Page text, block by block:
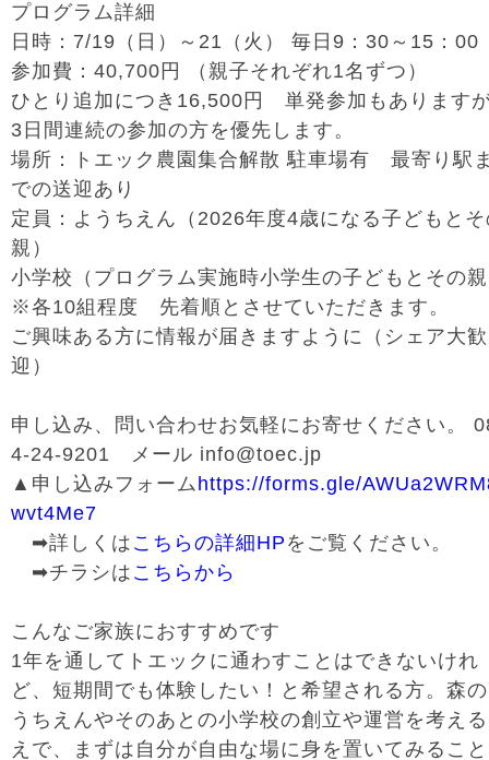
プログラム詳細
日時：7/19（日）～21（火） 毎日9：30～15：
参加費：40,700円 （親子それぞれ1名ずつ）
ひとり追加につき16,500円 単発参加もあります
3日間連続の参加の方を優先します。
場所：トエック農園集合解散 駐車場有 最寄り駅
での送迎あり
定員：ようちえん（2026年度4歳になる子どもと
親）
小学校（プログラム実施時小学生の子どもとその
※各10組程度 先着順とさせていただきます。
ご興味ある方に情報が届きますように（シェア大歓
迎）
申し込み、問い合わせお気軽にお寄せください。
4-24-9201 メール info@toec.jp
▲申し込みフォーム https://forms.gle/
wvt4Me7
➡詳しくは こちらの詳細HP をご覧ください。
➡チラシは こちらから
こんなご家族におすすめです
1年を通してトエックに通わすことはできないけれ
ど、短期間でも体験したい！と希望される方。森
うちえんやそのあとの小学校の創立や運営を考え
えで、まずは自分が自由な場に身を置いてみるこ